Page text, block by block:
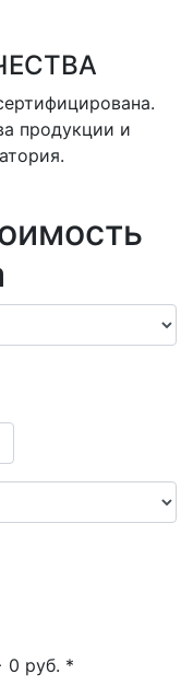
продукции и
0 руб. *